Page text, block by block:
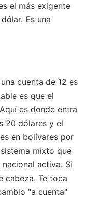
el más exigente
Es una
cuenta de 12 es
es que el
es donde entra
20 dólares y el
en bolívares por
mixto que
activa. Si
cabeza. Te toca
"a cuenta"